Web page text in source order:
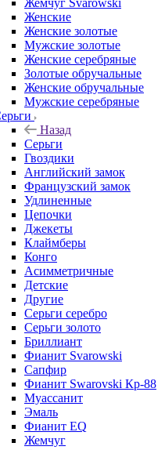
Жемчуг Svarowski
Женские
Женские золотые
Мужские золотые
Женские серебряные
Золотые обручальные
Женские обручальные
Мужские серебряные
Назад
Серьги
Гвоздики
Английский замок
Французский замок
Удлиненные
Цепочки
Джекеты
Клаймберы
Конго
Асимметричные
Детские
Другие
Серьги серебро
Серьги золото
Бриллиант
Фианит Svarowski
Сапфир
Фианит Swarovski Кр-88
Муассанит
Эмаль
Фианит EQ
Жемчуг